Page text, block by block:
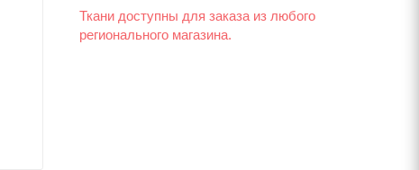
Ткани доступны для заказа из любого
регионального магазина.